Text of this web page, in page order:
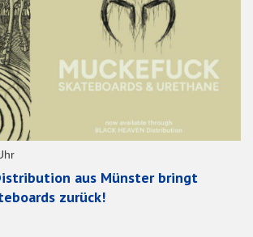
aus Münster bringt
zurück!